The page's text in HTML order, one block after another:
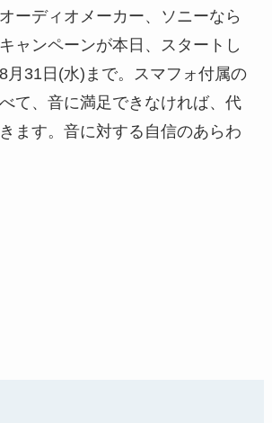
ーディオメーカー、ソニーなら
ャンペーンが本日、スタートし
月31日(水)まで。スマフォ付属の
て、音に満足できなければ、代
ます。音に対する自信のあらわ